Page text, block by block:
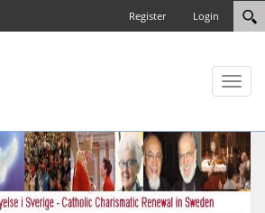
Login
Register
Toggle